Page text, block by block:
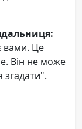
вами. Це
Він не може
згадати".